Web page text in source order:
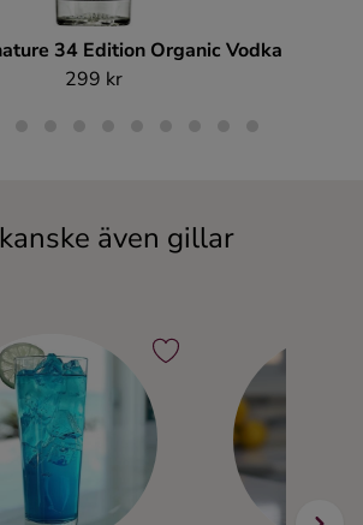
34 Edition Organic Vodka
299 kr
även gillar